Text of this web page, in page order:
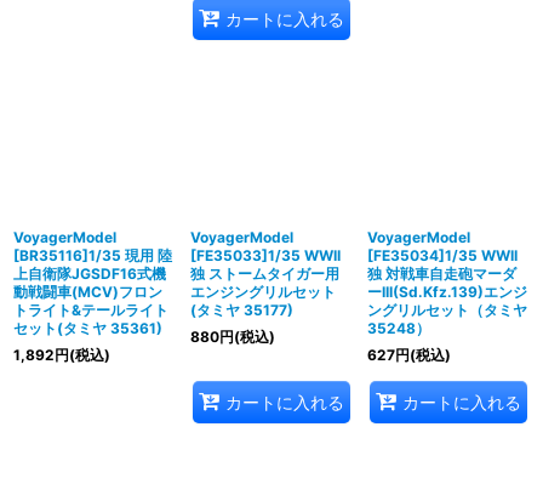
カートに入れる
VoyagerModel
[BR35116]1/35 現用 陸
上自衛隊JGSDF16式機
動戦闘車(MCV)フロン
トライト&テールライト
セット(タミヤ 35361)
1,892円(税込)
VoyagerModel
[FE35033]1/35 WWII
独 ストームタイガー用
エンジングリルセット
(タミヤ 35177)
880円(税込)
カートに入れる
VoyagerModel
[FE35034]1/35 WWII
独 対戦車自走砲マーダ
ーIII(Sd.Kfz.139)エンジ
ングリルセット（タミヤ
35248）
627円(税込)
カートに入れる